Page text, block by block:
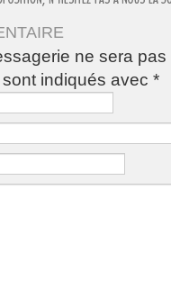
ne sera
indiqués avec *